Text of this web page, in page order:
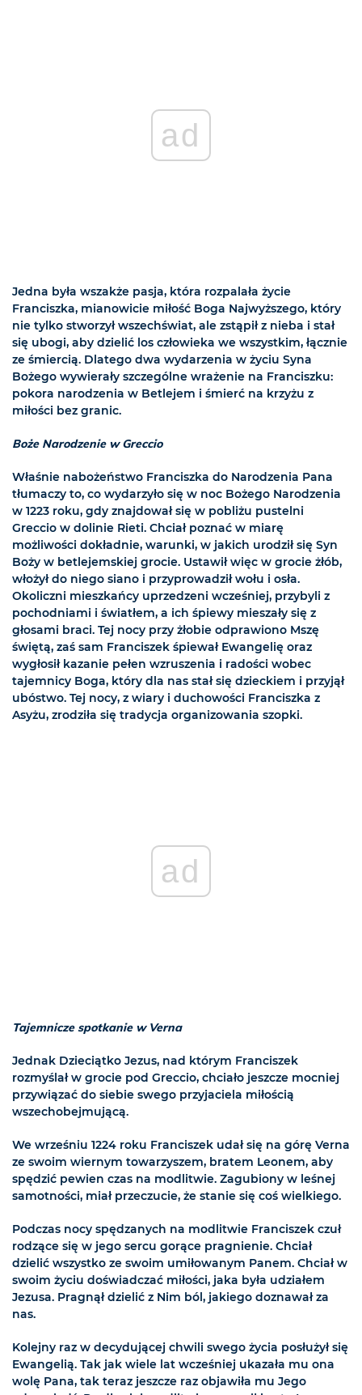
ad
Jedna była wszakże pasja, która rozpalała życie
Franciszka, mianowicie miłość Boga Najwyższego, który
nie tylko stworzył wszechświat, ale zstąpił z nieba i stał
się ubogi, aby dzielić los człowieka we wszystkim, łącznie
ze śmiercią. Dlatego dwa wydarzenia w życiu Syna
Bożego wywierały szczególne wrażenie na Franciszku:
pokora narodzenia w Betlejem i śmierć na krzyżu z
miłości bez granic.
Boże Narodzenie w Greccio
Właśnie nabożeństwo Franciszka do Narodzenia Pana
tłumaczy to, co wydarzyło się w noc Bożego Narodzenia
w 1223 roku, gdy znajdował się w pobliżu pustelni
Greccio w dolinie Rieti. Chciał poznać w miarę
możliwości dokładnie, warunki, w jakich urodził się Syn
Boży w betlejemskiej grocie. Ustawił więc w grocie żłób,
włożył do niego siano i przyprowadził wołu i osła.
Okoliczni mieszkańcy uprzedzeni wcześniej, przybyli z
pochodniami i światłem, a ich śpiewy mieszały się z
głosami braci. Tej nocy przy żłobie odprawiono Mszę
świętą, zaś sam Franciszek śpiewał Ewangelię oraz
wygłosił kazanie pełen wzruszenia i radości wobec
tajemnicy Boga, który dla nas stał się dzieckiem i przyjął
ubóstwo. Tej nocy, z wiary i duchowości Franciszka z
Asyżu, zrodziła się tradycja organizowania szopki.
ad
Tajemnicze spotkanie w Verna
Jednak Dzieciątko Jezus, nad którym Franciszek
rozmyślał w grocie pod Greccio, chciało jeszcze mocniej
przywiązać do siebie swego przyjaciela miłością
wszechobejmującą.
We wrześniu 1224 roku Franciszek udał się na górę Verna
ze swoim wiernym towarzyszem, bratem Leonem, aby
spędzić pewien czas na modlitwie. Zagubiony w leśnej
samotności, miał przeczucie, że stanie się coś wielkiego.
Podczas nocy spędzanych na modlitwie Franciszek czuł
rodzące się w jego sercu gorące pragnienie. Chciał
dzielić wszystko ze swoim umiłowanym Panem. Chciał w
swoim życiu doświadczać miłości, jaka była udziałem
Jezusa. Pragnął dzielić z Nim ból, jakiego doznawał za
nas.
Kolejny raz w decydującej chwili swego życia posłużył się
Ewangelią. Tak jak wiele lat wcześniej ukazała mu ona
wolę Pana, tak teraz jeszcze raz objawiła mu Jego